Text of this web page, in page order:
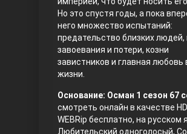
Воскресший Эртугрул
Но это спустя годы, а пока
него множество испытаний:
предательство близких людей,
завоевания и потери, козни
завистников и главная любовь
жизни.
Основание: Осман 1 сезон 67
смотреть онлайн в качестве HD
WEBRip бесплатно, на русском
Любительский одноголосый,